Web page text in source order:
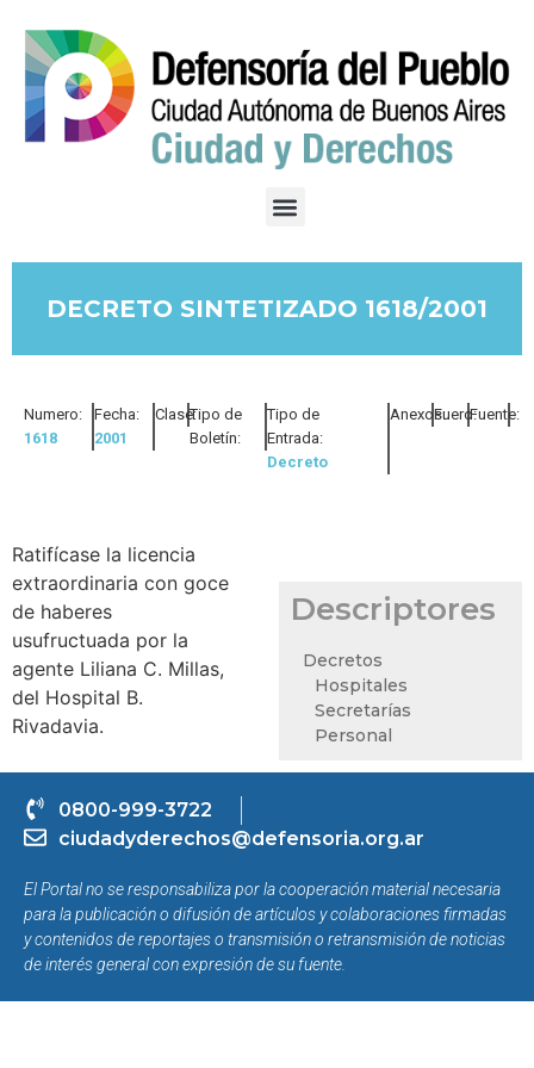
DECRETO SINTETIZADO 1618/2001
Numero:
1618
Fecha:
2001
Clase:Tipo de
Boletín:
Tipo de
Entrada:
Decreto
Anexos:Fuero:Fuente:
Ratifícase la licencia
extraordinaria con goce
de haberes
usufructuada por la
agente Liliana C. Millas,
del Hospital B.
Rivadavia.
Descriptores
Decretos
Hospitales
Secretarías
Personal
0800-999-3722
ciudadyderechos@defensoria.org.ar
El Portal no se responsabiliza por la cooperación material necesaria
para la publicación o difusión de artículos y colaboraciones firmadas
y contenidos de reportajes o transmisión o retransmisión de noticias
de interés general con expresión de su fuente.